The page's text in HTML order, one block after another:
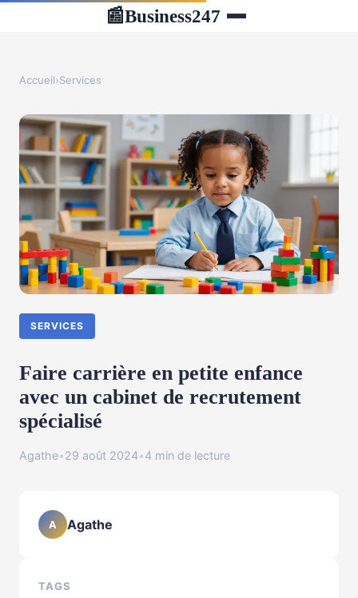
📰Business247
Accueil›Services
SERVICES
Faire carrière en petite enfance
avec un cabinet de recrutement
spécialisé
Agathe•29 août 2024•4 min de lecture
A Agathe
TAGS